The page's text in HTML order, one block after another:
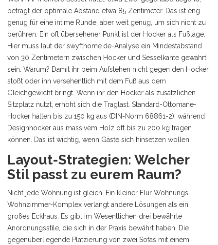
beträgt der optimale Abstand etwa 85 Zentimeter. Das ist eng
genug für eine intime Runde, aber weit genug, um sich nicht zu
berühren. Ein oft übersehener Punkt ist der Hocker als Fußlage.
Hier muss laut der swyfthome.de-Analyse ein Mindestabstand
von 30 Zentimetern zwischen Hocker und Sesselkante gewährt
sein. Warum? Damit ihr beim Aufstehen nicht gegen den Hocker
stoßt oder ihn versehentlich mit dem Fuß aus dem
Gleichgewicht bringt. Wenn ihr den Hocker als zusätzlichen
Sitzplatz nutzt, erhöht sich die Traglast. Standard-Ottomane-
Hocker halten bis zu 150 kg aus (DIN-Norm 68861-2), während
Designhocker aus massivem Holz oft bis zu 200 kg tragen
können. Das ist wichtig, wenn Gäste sich hinsetzen wollen.
Layout-Strategien: Welcher
Stil passt zu eurem Raum?
Nicht jede Wohnung ist gleich. Ein kleiner Flur-Wohnungs-
Wohnzimmer-Komplex verlangt andere Lösungen als ein
großes Eckhaus. Es gibt im Wesentlichen drei bewährte
Anordnungsstile, die sich in der Praxis bewährt haben. Die
gegenüberliegende Platzierung von zwei Sofas mit einem